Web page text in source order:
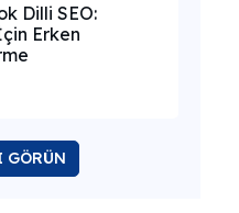
Dilli SEO:
Erken